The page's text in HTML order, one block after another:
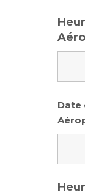
Date